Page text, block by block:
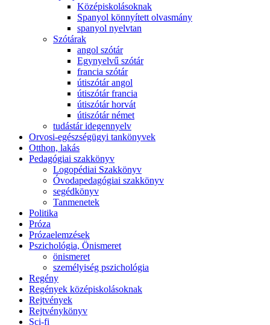
Középiskolásoknak
Spanyol könnyített olvasmány
spanyol nyelvtan
Szótárak
angol szótár
Egynyelvű szótár
francia szótár
útiszótár angol
útiszótár francia
útiszótár horvát
útiszótár német
tudástár idegennyelv
Orvosi-egészségügyi tankönyvek
Otthon, lakás
Pedagógiai szakkönyv
Logopédiai Szakkönyv
Óvodapedagógiai szakkönyv
segédkönyv
Tanmenetek
Politika
Próza
Prózaelemzések
Pszichológia, Önismeret
önismeret
személyiség pszichológia
Regény
Regények középiskolásoknak
Rejtvények
Rejtvénykönyv
Sci-fi